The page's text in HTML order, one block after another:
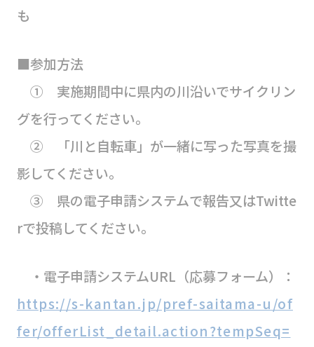
も
■参加方法
① 実施期間中に県内の川沿いでサイクリン
グを行ってください。
② 「川と自転車」が一緒に写った写真を撮
影してください。
③ 県の電子申請システムで報告又はTwitte
rで投稿してください。
・電子申請システムURL（応募フォーム）：
https://s-kantan.jp/pref-saitama-u/of
fer/offerList_detail.action?tempSeq=